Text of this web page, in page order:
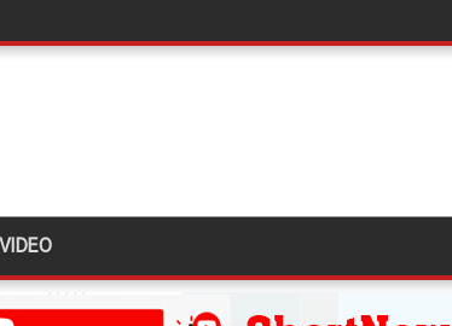
நிறைவேற்றம்!
உத்தரவு!
- பிரதமர்!
VIDEO